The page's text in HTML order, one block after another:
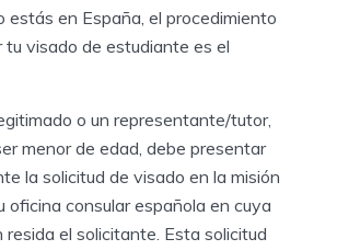
estás en España, el procedimiento
tu visado de estudiante es el
o un representante/tutor,
menor de edad, debe presentar
la solicitud de visado en la misión
oficina consular española en cuya
resida el solicitante. Esta solicitud